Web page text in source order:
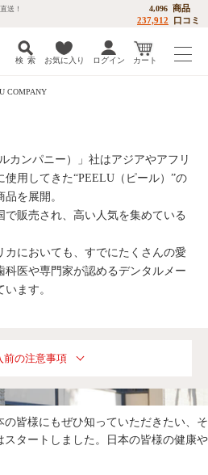
送！
4,096 商品
237,912 口コミ
検 索 お気に入り ログイン カート
COMPANY
カンパニー）」社はアジアやアフリ
用してきた“PEELU（ピール）”の
を展開。
で販売され、高い人気を集めている
カにおいても、すでにたくさんの愛
科医や専門家が認めるデンタルメー
ます。
前の注意事項
皆様にもぜひ知っていただきたい、そ
スタートしました。日本の皆様の健康や